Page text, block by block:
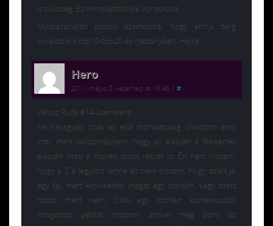
is blődség. Ez mindkettőtökre vonatkozik…
Mindazonáltal pozitív számomra, hogy ennyi zerg
sorakozik a top10-top20-as mezőnyben. Hajrá!
Hero
2011. május 8. vasárnap at 15:45 #
Válasz Rufa #14 üzenetére:
Ne haragudj, csak az első mondatodig olvastam amit
írtál, mert valószínűsítem, hogy az alapján a félreértés
alapján írtad a hsz-ed többi részét is: Én nem hiszem,
hogy a Z a legjobb lenne és nem hiszem, hogy azért jó
egy faj, mert képviselteti magát egy döntőn, vagy azért
rossz, mert nem. Csak egy szintén kontextusból
kiragadott példát hoztam, amivel meg pont az